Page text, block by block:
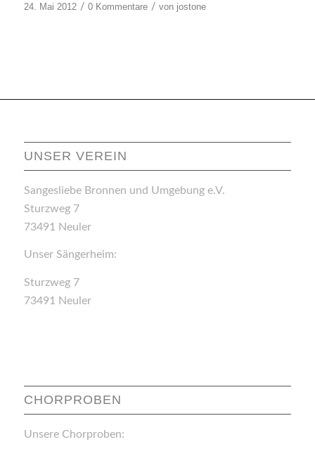
24. Mai 2012 / 0 Kommentare / von jostone
UNSER VEREIN
Sangesliebe Bronnen und Umgebung e.V.
Sturzweg 7
73491 Neuler
Unser Sängerheim:
Sturzweg 7
73491 Neuler
CHORPROBEN
Unsere Chorproben: